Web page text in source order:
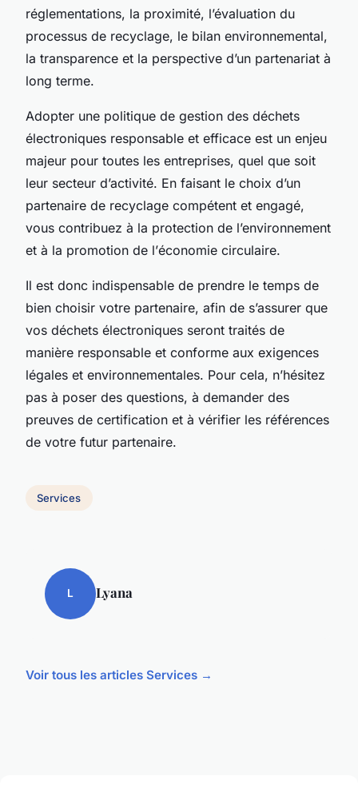
réglementations, la proximité, l’évaluation du
processus de recyclage, le bilan environnemental,
la transparence et la perspective d’un partenariat à
long terme.
Adopter une politique de gestion des déchets
électroniques responsable et efficace est un enjeu
majeur pour toutes les entreprises, quel que soit
leur secteur d’activité. En faisant le choix d’un
partenaire de recyclage compétent et engagé,
vous contribuez à la protection de l’environnement
et à la promotion de l’économie circulaire.
Il est donc indispensable de prendre le temps de
bien choisir votre partenaire, afin de s’assurer que
vos déchets électroniques seront traités de
manière responsable et conforme aux exigences
légales et environnementales. Pour cela, n’hésitez
pas à poser des questions, à demander des
preuves de certification et à vérifier les références
de votre futur partenaire.
Services
L Lyana
Voir tous les articles Services →